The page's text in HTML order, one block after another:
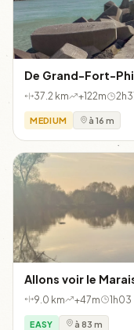
De Grand-Fort-
37.2 km +122m
MEDIUM à 16 m
Allons voir le
9.0 km +47m 1h03
EASY à 83 m